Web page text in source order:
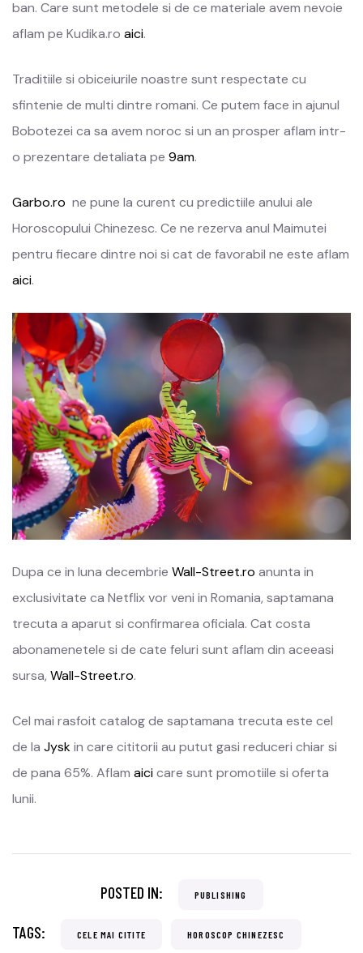
ban. Care sunt metodele si de ce materiale avem nevoie
aflam pe Kudika.ro aici.
Traditiile si obiceiurile noastre sunt respectate cu
sfintenie de multi dintre romani. Ce putem face in ajunul
Bobotezei ca sa avem noroc si un an prosper aflam intr-
o prezentare detaliata pe 9am.
Garbo.ro ne pune la curent cu predictiile anului ale
Horoscopului Chinezesc. Ce ne rezerva anul Maimutei
pentru fiecare dintre noi si cat de favorabil ne este aflam
aici.
Dupa ce in luna decembrie Wall-Street.ro anunta in
exclusivitate ca Netflix vor veni in Romania, saptamana
trecuta a aparut si confirmarea oficiala. Cat costa
abonamenetele si de cate feluri sunt aflam din aceeasi
sursa, Wall-Street.ro.
Cel mai rasfoit catalog de saptamana trecuta este cel
de la Jyskin care cititorii au putut gasi reduceri chiar si
de pana 65%. Aflam aicicare sunt promotiile si oferta
lunii.
POSTED IN: PUBLISHING
TAGS: CELE MAI CITITE HOROSCOP CHINEZESC